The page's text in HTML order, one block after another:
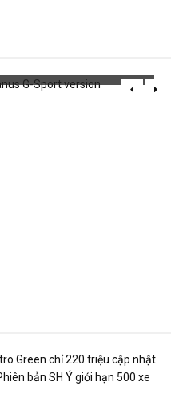
Green chỉ 220 triệu cập nhật
bản SH Ý giới hạn 500 xe